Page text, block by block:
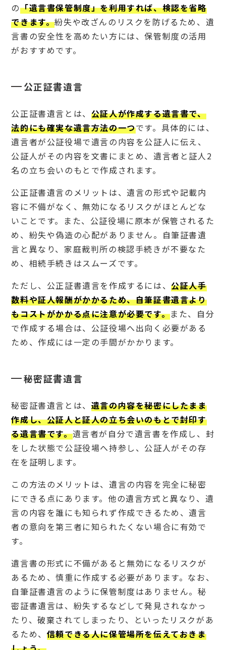
の「遺言書保管制度」を利用すれば、検認を省略
できます。紛失や改ざんのリスクを防げるため、遺
言書の安全性を高めたい方には、保管制度の活用
がおすすめです。
公正証書遺言
公正証書遺言とは、 公証人が作成する遺言書で、
法的にも確実な遺言方法の一つです。具体的には、
遺言者が公証役場で遺言の内容を公証人に伝え、
公証人がその内容を文書にまとめ、遺言者と証人2
名の立ち会いのもとで作成されます。
公正証書遺言のメリットは、遺言の形式や記載内
容に不備がなく、無効になるリスクがほとんどな
いことです。また、公証役場に原本が保管されるた
め、紛失や偽造の心配がありません。自筆証書遺
言と異なり、家庭裁判所の検認手続きが不要なた
め、相続手続きはスムーズです。
ただし、公正証書遺言を作成するには、公証人手
数料や証人報酬がかかるため、自筆証書遺言より
もコストがかかる点に注意が必要です。また、自分
で作成する場合は、公証役場へ出向く必要がある
ため、作成には一定の手間がかかります。
秘密証書遺言
秘密証書遺言とは、 遺言の内容を秘密にしたまま
作成し、公証人と証人の立ち会いのもとで封印す
る遺言書です。遺言者が自分で遺言書を作成し、封
をした状態で公証役場へ持参し、公証人がその存
在を証明します。
この方法のメリットは、遺言の内容を完全に秘密
にできる点にあります。他の遺言方式と異なり、遺
言の内容を誰にも知られず作成できるため、遺言
者の意向を第三者に知られたくない場合に有効で
す。
遺言書の形式に不備があると無効になるリスクが
あるため、慎重に作成する必要があります。なお、
自筆証書遺言のように保管制度はありません。秘
密証書遺言は、紛失するなどして発見されなかっ
たり、破棄されてしまったり、といったリスクがあ
るため、 信頼できる人に保管場所を伝えておきま